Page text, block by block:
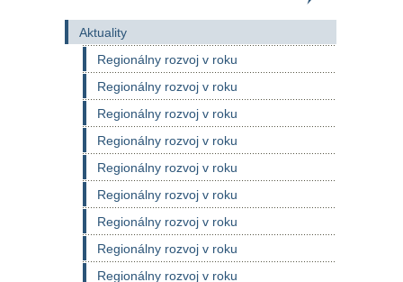
Aktuality
Regionálny rozvoj v roku
Regionálny rozvoj v roku
Regionálny rozvoj v roku
Regionálny rozvoj v roku
Regionálny rozvoj v roku
Regionálny rozvoj v roku
Regionálny rozvoj v roku
Regionálny rozvoj v roku
Regionálny rozvoj v roku